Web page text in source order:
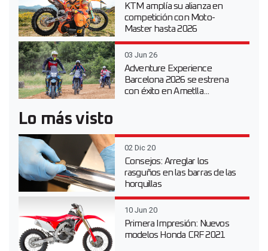
KTM amplía su alianza en
competición con Moto-
Master hasta 2026
03 Jun 26
Adventure Experience
Barcelona 2026 se estrena
con éxito en Ametlla...
Lo más visto
02 Dic 20
Consejos: Arreglar los
rasguños en las barras de las
horquillas
10 Jun 20
Primera Impresión: Nuevos
modelos Honda CRF 2021